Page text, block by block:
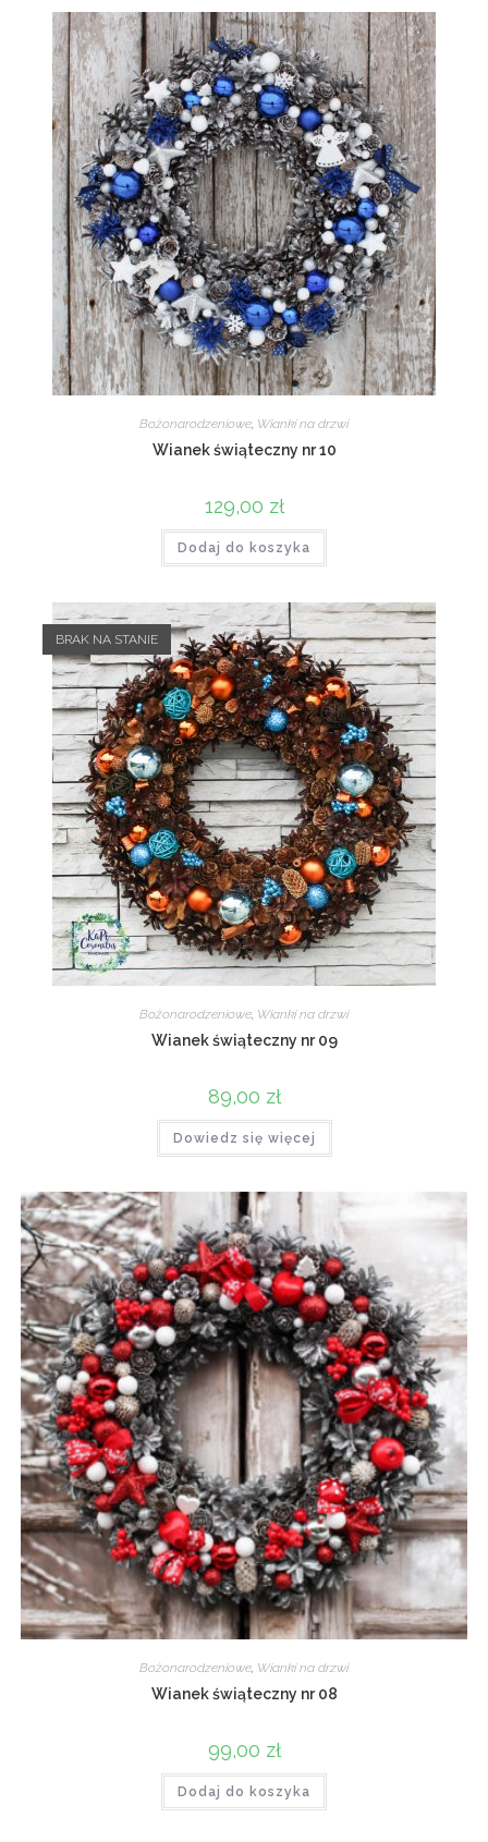
Bożonarodzeniowe, Wianki na drzwi
Wianek świąteczny nr 10
129,00 zł
Dodaj do koszyka
BRAK NA STANIE
Bożonarodzeniowe Wianki na drzwi
Wianek świąteczny nr 09
89,00 zł
Dowiedz się więcej
Bożonarodzeniowe, Wianki na drzwi
Wianek świąteczny nr 08
99,00 zł
Dodaj do koszyka